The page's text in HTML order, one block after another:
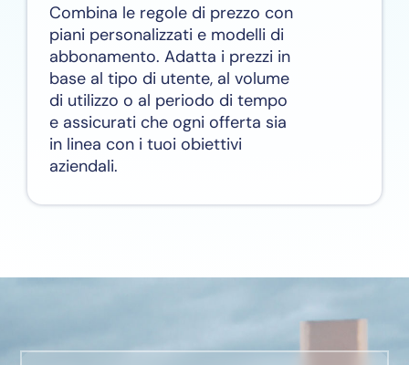
Combina le regole di prezzo con
piani personalizzati e modelli di
abbonamento. Adatta i prezzi in
base al tipo di utente, al volume
di utilizzo o al periodo di tempo
e assicurati che ogni offerta sia
in linea con i tuoi obiettivi
aziendali.